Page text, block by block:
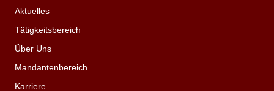
Aktuelles
Tätigkeitsbereich
Über Uns
Mandantenbereich
Karriere